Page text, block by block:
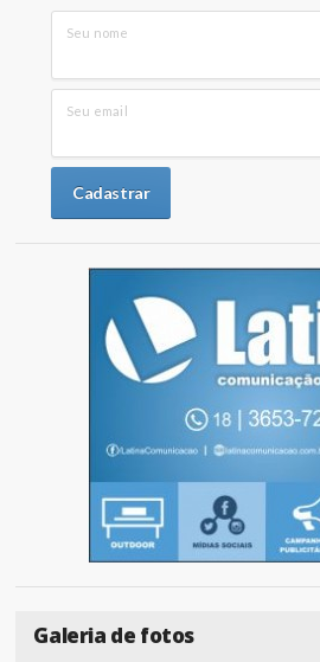
Seu nome
Seu email
Galeria de fotos